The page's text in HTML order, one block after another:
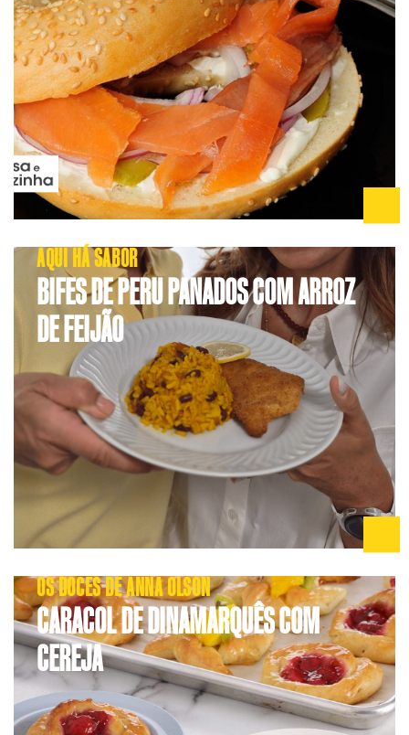
AQUI HÁ SABOR
BIFES DE PERU PANADOS COM ARROZ
DE FEIJÃO
OS DOCES DE ANNA OLSON
CARACOL DE DINAMARQUÊS COM
CEREJA